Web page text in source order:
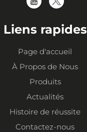
Liens rapides
Page d'accueil
À Propos de Nous
Produits
Actualités
Histoire de réussite
Contactez-nous